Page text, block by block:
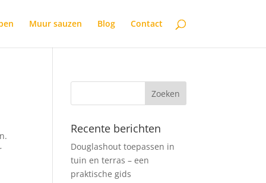
Muur sauzen Blog Contact
Recente berichten
Douglashout toepassen in
tuin en terras – een
praktische gids